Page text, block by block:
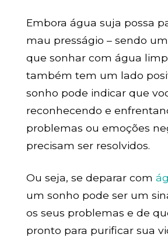
Embora água suja possa
mau presságio – sendo
que sonhar com água
também tem um lado
sonho pode indicar que
reconhecendo e
problemas ou emoções
precisam ser resolvidos.
Ou seja, se deparar com
um sonho pode ser um
os seus problemas e de
pronto para purificar sua